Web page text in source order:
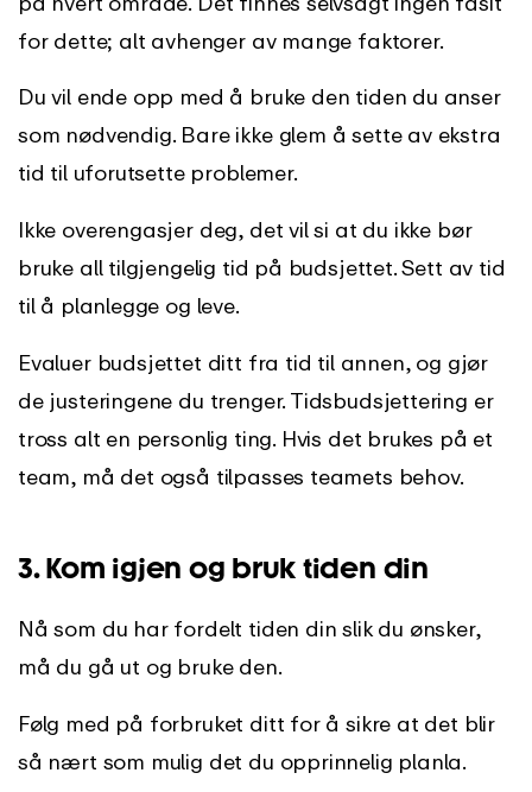
for dette; alt avhenger av mange faktorer.
Du vil ende opp med å bruke den tiden du anser
som nødvendig. Bare ikke glem å sette av ekstra
tid til uforutsette problemer.
Ikke overengasjer deg, det vil si at du ikke bør
bruke all tilgjengelig tid på budsjettet. Sett av tid
til å planlegge og leve.
Evaluer budsjettet ditt fra tid til annen, og gjør
de justeringene du trenger. Tidsbudsjettering er
tross alt en personlig ting. Hvis det brukes på et
team, må det også tilpasses teamets behov.
3. Kom igjen og bruk tiden din
Nå som du har fordelt tiden din slik du ønsker,
må du gå ut og bruke den.
Følg med på forbruket ditt for å sikre at det blir
så nært som mulig det du opprinnelig planla.